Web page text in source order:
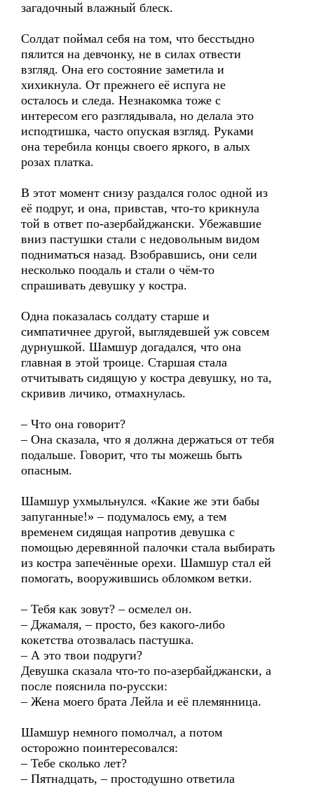
загадочный влажный блеск.
Солдат поймал себя на том, что бесстыдно
пялится на девчонку, не в силах отвести
взгляд. Она его состояние заметила и
хихикнула. От прежнего её испуга не
осталось и следа. Незнакомка тоже с
интересом его разглядывала, но делала это
исподтишка, часто опуская взгляд. Руками
она теребила концы своего яркого, в алых
розах платка.
В этот момент снизу раздался голос одной из
её подруг, и она, привстав, что-то крикнула
той в ответ по-азербайджански. Убежавшие
вниз пастушки стали с недовольным видом
подниматься назад. Взобравшись, они сели
несколько поодаль и стали о чём-то
спрашивать девушку у костра.
Одна показалась солдату старше и
симпатичнее другой, выглядевшей уж совсем
дурнушкой. Шамшур догадался, что она
главная в этой троице. Старшая стала
отчитывать сидящую у костра девушку, но та,
скривив личико, отмахнулась.
– Что она говорит?
– Она сказала, что я должна держаться от тебя
подальше. Говорит, что ты можешь быть
опасным.
Шамшур ухмыльнулся. «Какие же эти бабы
запуганные!» – подумалось ему, а тем
временем сидящая напротив девушка с
помощью деревянной палочки стала выбирать
из костра запечённые орехи. Шамшур стал ей
помогать, вооружившись обломком ветки.
– Тебя как зовут? – осмелел он.
– Джамаля, – просто, без какого-либо
кокетства отозвалась пастушка.
– А это твои подруги?
Девушка сказала что-то по-азербайджански, а
после пояснила по-русски:
– Жена моего брата Лейла и её племянница.
Шамшур немного помолчал, а потом
осторожно поинтересовался:
– Тебе сколько лет?
– Пятнадцать, – простодушно ответила